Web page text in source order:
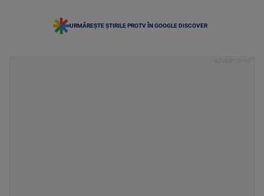
URMĂREȘTE ȘTIRILE PROTV ÎN GOOGLE DISCOVER